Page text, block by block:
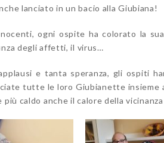
lanciato in un bacio alla Giubiana!
ogni ospite ha colorato la
degli affetti, il virus…
e tanta speranza, gli ospiti
tutte le loro Giubianette insieme
caldo anche il calore della